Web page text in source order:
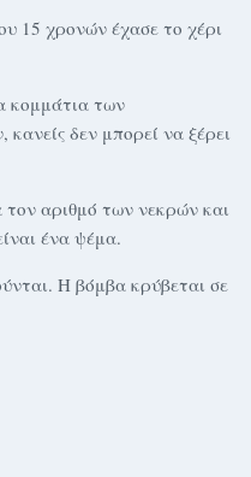
15 χρονών έχασε το χέρι
κομμάτια των
δεν μπορεί να ξέρει
αριθμό των νεκρών και
ένα ψέμα.
Η βόμβα κρύβεται σε